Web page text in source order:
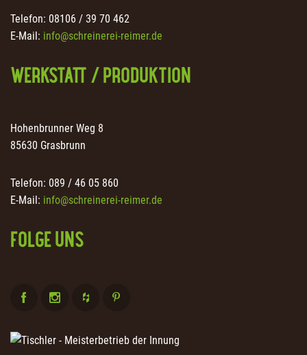
Telefon: 08106 / 39 70 462
E-Mail: info@schreinerei-reimer.de
WERKSTATT / PRODUKTION
Hohenbrunner Weg 8
85630 Grasbrunn
Telefon: 089 / 46 05 860
E-Mail: info@schreinerei-reimer.de
FOLGE UNS